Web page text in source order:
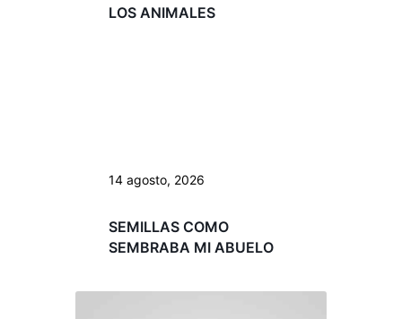
LOS ANIMALES
14 agosto, 2026
SEMILLAS COMO
SEMBRABA MI ABUELO